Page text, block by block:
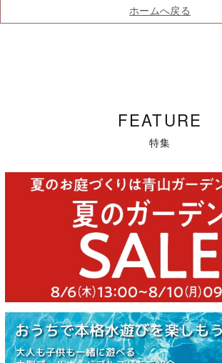
ホームへ戻る
FEATURE
特集